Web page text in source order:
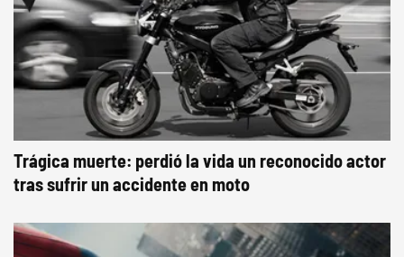
Trágica muerte: perdió la vida un reconocido actor
tras sufrir un accidente en moto